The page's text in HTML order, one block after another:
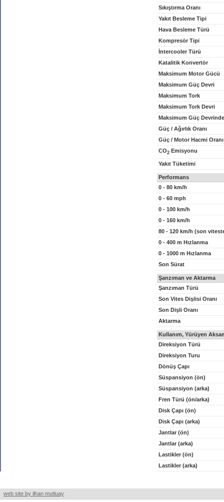
Sıkıştırma Oranı
Yakıt Besleme Tipi
Hava Besleme Türü
Kompresör Tipi
İntercooler Türü
Katalitik Konvertör
Maksimum Motor Gücü
Maksimum Güç Devri
Maksimum Tork
Maksimum Tork Devri
Maksimum Güç
Güç / Ağırlık Oranı
Güç / Motor Hacmi Oranı
CO2 Emisyonu
Yakıt Tüketimi
Performans
0 - 80 km/h
0 - 60 mph
0 - 100 km/h
0 - 160 km/h
80 - 120 km/h (son
0 - 400 m Hızlanma
0 - 1000 m Hızlanma
Son Sürat
Şanzıman ve Aktarma
Şanzıman Türü
Son Vites Dişlisi Oranı
Son Dişli Oranı
Aktarma
Kullanım, Yürüyen
Direksiyon Türü
Direksiyon Turu
Dönüş Çapı
Süspansiyon (ön)
Süspansiyon (arka)
Fren Türü (ön/arka)
Disk Çapı (ön)
Disk Çapı (arka)
Jantlar (ön)
Jantlar (arka)
Lastikler (ön)
Lastikler (arka)
web site by ilhan mutluay